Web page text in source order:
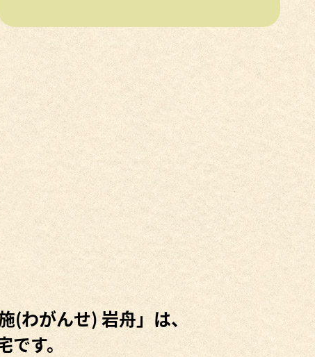
(わがんせ) 岩舟」は、
です。